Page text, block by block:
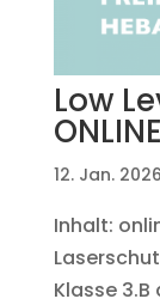
Low
12. Jan. 2026
Inhalt:
Klasse